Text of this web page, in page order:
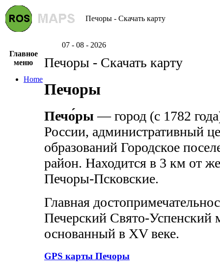
Печоры - Скачать карту
07 - 08 - 2026
Главное
меню
Home
Печоры - Скачать карту
Печоры
Печо́ры— город (с 1782
России, административный
образований Городское
район. Находится в 3 км от
Печоры-Псковские.
Главная
Печерский Свято-Успенский
основанный в XV веке.
GPS карты Печоры